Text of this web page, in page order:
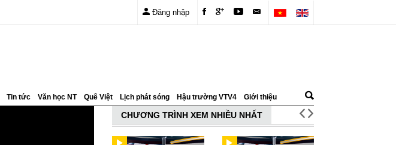
Đăng nhập
Tin tức Văn học NT Quê Việt Lịch phát sóng Hậu trường VTV4 Giới thiệu
CHƯƠNG TRÌNH XEM NHIỀU NHẤT